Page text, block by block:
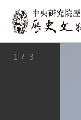
:::
1 / 3